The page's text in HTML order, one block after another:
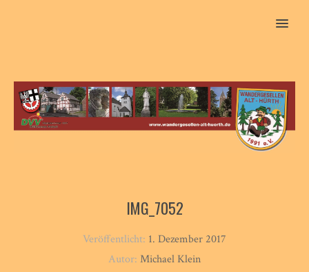
MENU
IMG_7052
Veröffentlicht: 1. Dezember 2017
Autor: Michael Klein